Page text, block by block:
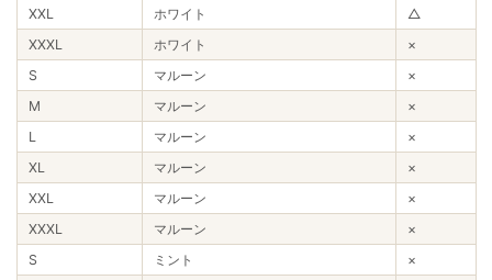
XXL
ホワイト
△
XXXL
ホワイト
×
S
マルーン
×
M
マルーン
×
L
マルーン
×
XL
マルーン
×
XXL
マルーン
×
XXXL
マルーン
×
S
ミント
×